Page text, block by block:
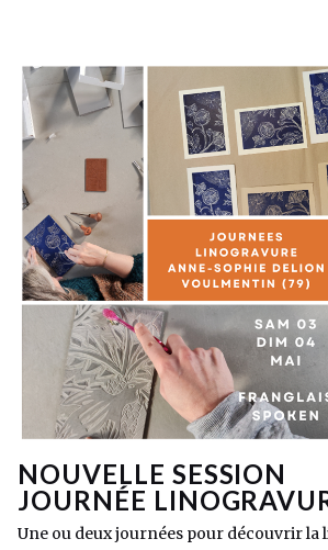
NOUVELLE SESSION
JOURNÉE
Une ou deux journées pour découvrir la